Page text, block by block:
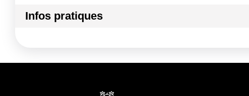
Matière : acrylique
Infos pratiques
Conformément aux informations transmises par le(s)